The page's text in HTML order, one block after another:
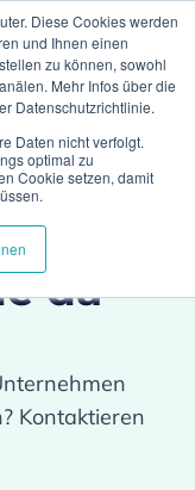
Diese Cookies werden
und Ihnen einen
zu können, sowohl
Mehr Infos über die
Datenschutzrichtlinie.
Daten nicht verfolgt.
optimal zu
Cookie setzen, damit
da
Kontaktieren